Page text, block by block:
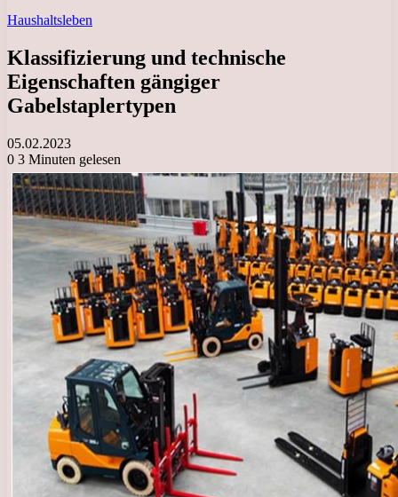
Haushaltsleben
Klassifizierung und technische
Eigenschaften gängiger
Gabelstaplertypen
05.02.2023
0 3 Minuten gelesen